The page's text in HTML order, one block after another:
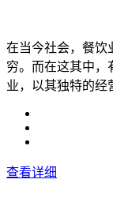
在当今社会，餐饮
穷。而在这其中，
业，以其独特的经
查看详细